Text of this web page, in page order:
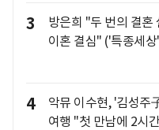
3
방은희 "두 번의 결혼
이혼 결심" ('특종세
4
악뮤 이수현, '김성주
여행 "첫 만남에 2시